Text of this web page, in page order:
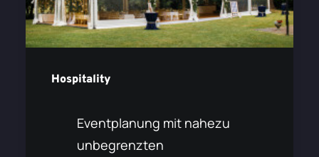
Hospitality
Eventplanung mit nahezu
unbegrenzten